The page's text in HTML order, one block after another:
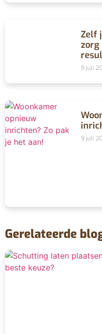
Zelf
zorg
9 juli
9 juli
Gerelateerde